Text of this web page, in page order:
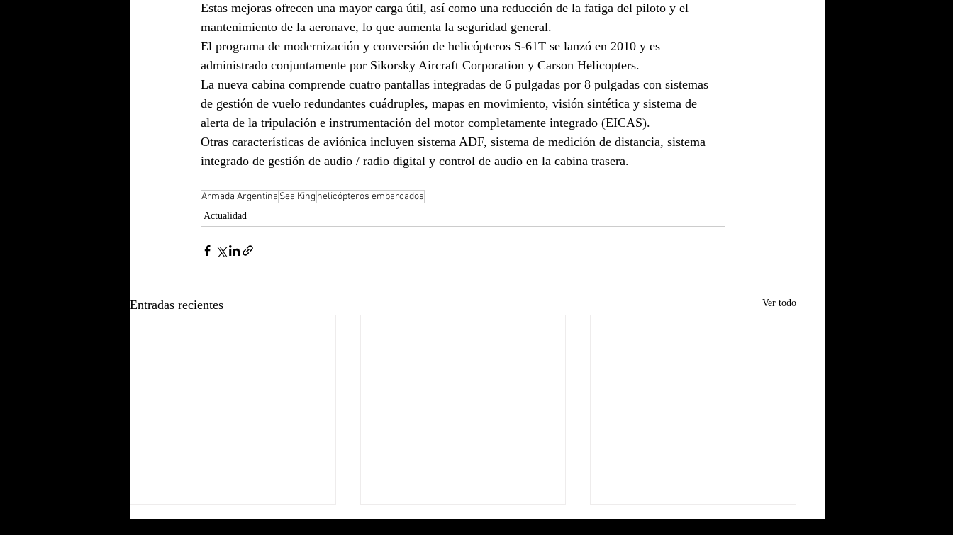
Estas mejoras ofrecen una mayor carga útil, así como una reducción de la fatiga del piloto y el
mantenimiento de la aeronave, lo que aumenta la seguridad general.
El programa de modernización y conversión de helicópteros S-61T se lanzó en 2010 y es
administrado conjuntamente por Sikorsky Aircraft Corporation y Carson Helicopters.
La nueva cabina comprende cuatro pantallas integradas de 6 pulgadas por 8 pulgadas con sistemas
de gestión de vuelo redundantes cuádruples, mapas en movimiento, visión sintética y sistema de
alerta de la tripulación e instrumentación del motor completamente integrado (EICAS).
Otras características de aviónica incluyen sistema ADF, sistema de medición de distancia, sistema
integrado de gestión de audio / radio digital y control de audio en la cabina trasera.
Armada Argentina Sea King helicópteros embarcados
Actualidad
Entradas recientes Ver todo